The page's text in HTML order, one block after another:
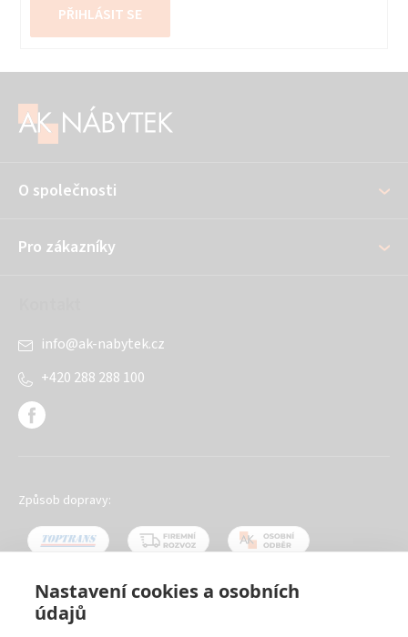
Nastavení cookies a osobních
údajů
PŘIHLÁSIT SE
O společnosti
Pro zákazníky
info@ak-nabytek.cz
+420 288 288 100
Způsob dopravy: